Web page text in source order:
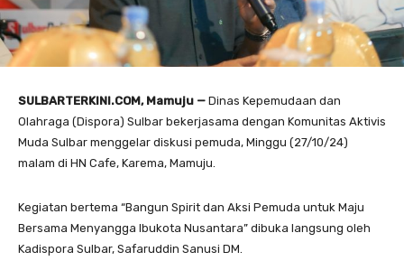
SULBARTERKINI.COM, Mamuju — Dinas Kepemudaan dan
Olahraga (Dispora) Sulbar bekerjasama dengan Komunitas Aktivis
Muda Sulbar menggelar diskusi pemuda, Minggu (27/10/24)
malam di HN Cafe, Karema, Mamuju.
Kegiatan bertema “Bangun Spirit dan Aksi Pemuda untuk Maju
Bersama Menyangga Ibukota Nusantara” dibuka langsung oleh
Kadispora Sulbar, Safaruddin Sanusi DM.